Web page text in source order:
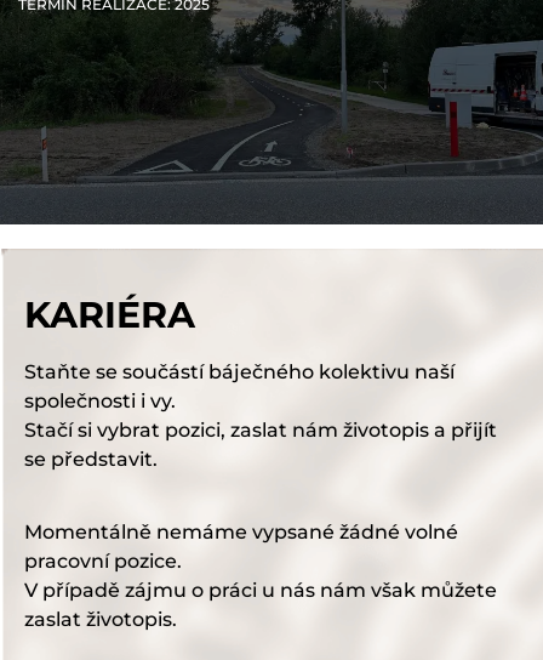
TERMÍN REALIZACE: 2025
KARIÉRA
Staňte se součástí báječného kolektivu naší
společnosti i vy.
Stačí si vybrat pozici, zaslat nám životopis a přijít
se představit.
Momentálně nemáme vypsané žádné volné
pracovní pozice.
V případě zájmu o práci u nás nám však můžete
zaslat životopis.